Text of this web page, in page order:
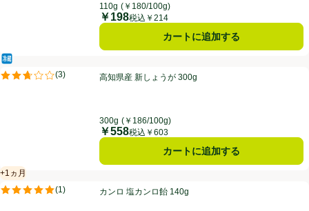
110g (￥180/100g)
価格
￥198税込￥214
カートに追加する
高知県産 新しょうが 300g
冷蔵食品
(3)
評価は3件のレビューで5点中2.7点。
高知県産 新しょうが 300g
300g (￥186/100g)
価格
￥558税込￥603
カートに追加する
カンロ 塩カンロ飴 140g
+1ヵ月
賞味・消費期限保証：1ヵ月
(1)
評価は1件のレビューで5点中5.0点。
カンロ 塩カンロ飴 140g